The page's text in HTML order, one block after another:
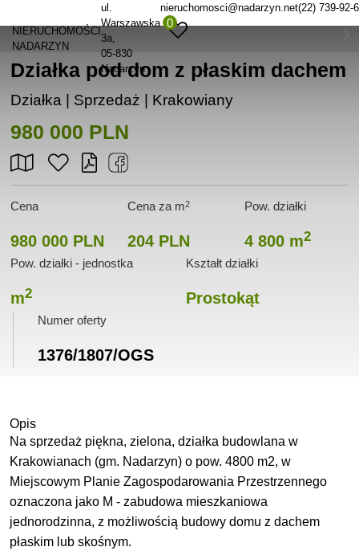
NIERUCHOMOŚCI
NADARZYN
ul.
Warszawska
3a
05-830
Nadarzyn
nieruchomosci@nadarzyn.net(22) 739-92-
0
Działka pod dom z płaskim dachem
Działka | Sprzedaż | Krakowiany
980 000 PLN
Cena
980 000 PLN
Cena za m2
204 PLN
Pow. działki
4 800 m2
Pow. działki - jednostka
m2
Kształt działki
Prostokąt
Numer oferty
1376/1807/OGS
Opis
Na sprzedaż piękna, zielona, działka budowlana w
Krakowianach (gm. Nadarzyn) o pow. 4800 m2, w
Miejscowym Planie Zagospodarowania Przestrzennego
oznaczona jako M - zabudowa mieszkaniowa
jednorodzinna, z możliwością budowy domu z dachem
płaskim lub skośnym.